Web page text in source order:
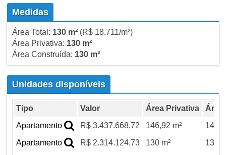
Medidas
Área Total: 130 m²(R$ 18.711/m²)
Área Privativa: 130 m²
Área Construída: 130 m²
Unidades disponíveis
Tipo Valor Área Privativa
Área
Apartamento
R$ 3.437.668,72 146,92 m²
Apartamento
R$ 2.314.124,73 130 m²
130